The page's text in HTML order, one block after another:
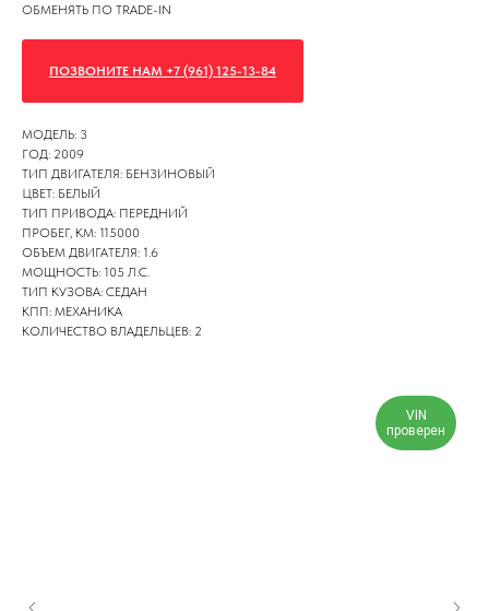
ОБМЕНЯТЬ ПО TRADE-IN
ПОЗВОНИТЕ НАМ +7 (961) 125-13-84
МОДЕЛЬ: 3
ГОД: 2009
ТИП ДВИГАТЕЛЯ: БЕНЗИНОВЫЙ
ЦВЕТ: БЕЛЫЙ
ТИП ПРИВОДА: ПЕРЕДНИЙ
ПРОБЕГ, КМ: 115000
ОБЪЕМ ДВИГАТЕЛЯ: 1.6
МОЩНОСТЬ: 105 Л.С.
ТИП КУЗОВА: СЕДАН
КПП: МЕХАНИКА
КОЛИЧЕСТВО ВЛАДЕЛЬЦЕВ: 2
VIN
проверен